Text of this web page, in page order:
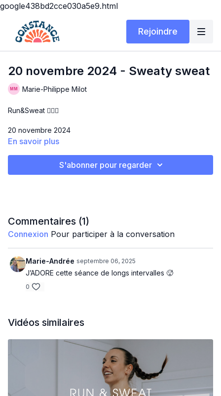
google438bd2cce030a5e9.html
Rejoindre
20 novembre 2024 - Sweaty sweat
Marie-Philippe Milot
Run&Sweat 🏃🏻‍♀️
20 novembre 2024
SWEATY SWEAT
rythme, écoutez vous et prenez des pauses au besoin!
Mobilité
Warm up 5 min
Bloc X 3
2 minutes zone 4
1 minute sprint
3 minutes de récupération zone 1-2
En savoir plus
S'abonner pour regarder
Commentaires (1)
Connexion Pour participer à la conversation
Marie-Andrée septembre 06, 2025
J’ADORE cette séance de longs intervalles 🥵
0
Vidéos similaires